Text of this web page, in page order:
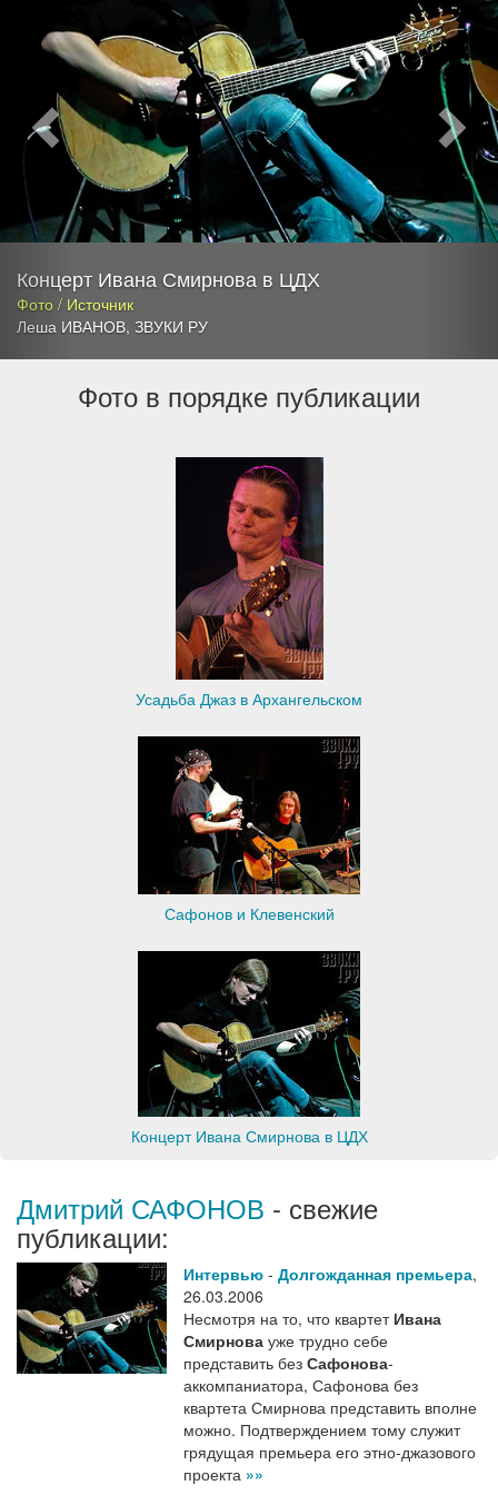
Концерт Ивана Смирнова в ЦДХ
Фото / Источник
Леша ИВАНОВ, ЗВУКИ РУ
Фото в порядке публикации
Усадьба Джаз в Архангельском
Сафонов и Клевенский
Концерт Ивана Смирнова в ЦДХ
Дмитрий САФОНОВ - свежие
публикации:
Интервью - Долгожданная премьера,
26.03.2006
Несмотря на то, что квартет Ивана
Смирнова уже трудно себе
представить без Сафонова-
аккомпаниатора, Сафонова без
квартета Смирнова представить вполне
можно. Подтверждением тому служит
грядущая премьера его этно-джазового
проекта »»